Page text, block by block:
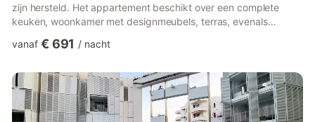
zijn hersteld. Het appartement beschikt over een complete
keuken, woonkamer met designmeubels, terras, evenals
te kijken, om tot rust te komen en rustig te dineren. Dit alles
Dalt Vila, in een lichte en charmante straat. De wijk La Marina
ontstond aan de voet van het historische centrum v...
vanaf € 691 / nacht